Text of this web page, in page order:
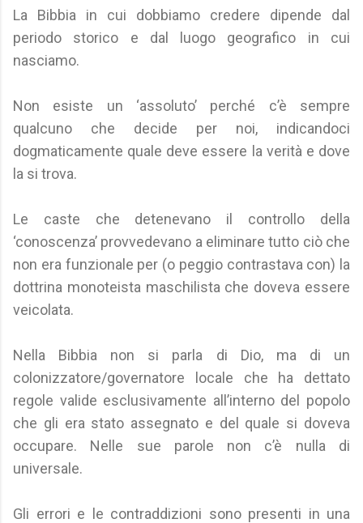
La Bibbia in cui dobbiamo credere dipende dal
periodo storico e dal luogo geografico in cui
nasciamo.
Non esiste un ‘assoluto’ perché c’è sempre
qualcuno che decide per noi, indicandoci
dogmaticamente quale deve essere la verità e dove
la si trova.
Le caste che detenevano il controllo della
‘conoscenza’ provvedevano a eliminare tutto ciò che
non era funzionale per (o peggio contrastava con) la
dottrina monoteista maschilista che doveva essere
veicolata.
Nella Bibbia non si parla di Dio, ma di un
colonizzatore/governatore locale che ha dettato
regole valide esclusivamente all’interno del popolo
che gli era stato assegnato e del quale si doveva
occupare. Nelle sue parole non c’è nulla di
universale.
Gli errori e le contraddizioni sono presenti in una